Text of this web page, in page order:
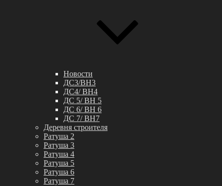
Новости
ДС3/BH3
ДС4/ BH4
ДС 5/ BH 5
ДС 6/ BH 6
ДС 7/ BH7
Деревня строителя
Ратуша 2
Ратуша 3
Ратуша 4
Ратуша 5
Ратуша 6
Ратуша 7